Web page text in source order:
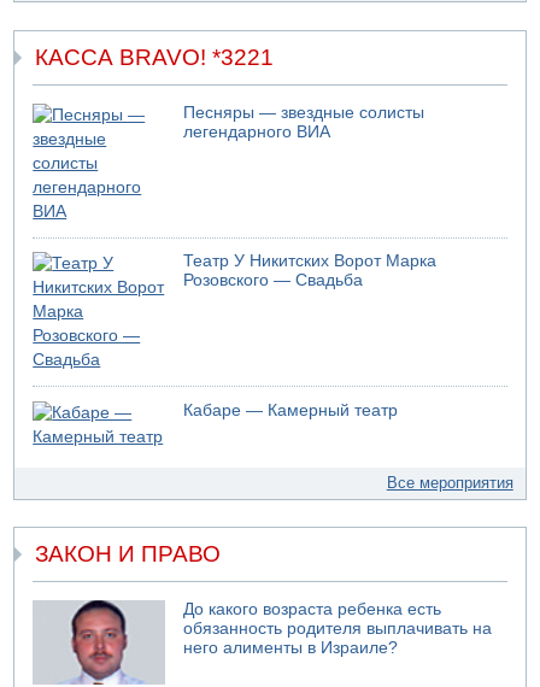
подземного арсенала "Хизбаллы"
КАССА BRAVO! *3221
Песняры — звездные солисты
легендарного ВИА
Театр У Никитских Ворот Марка
Розовского — Свадьба
Кабаре — Камерный театр
Все мероприятия
ЗАКОН И ПРАВО
До какого возраста ребенка есть
обязанность родителя выплачивать на
него алименты в Израиле?